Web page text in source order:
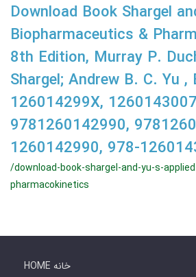
Download Book Shargel
Biopharmaceutics &
8th Edition, Murray P.
Shargel; Andrew B. C. Yu ,
126014299X,
9781260142990,
1260142990, 978-
/download-book-shargel-and-yu-s-
pharmacokinetics
HOME خانه